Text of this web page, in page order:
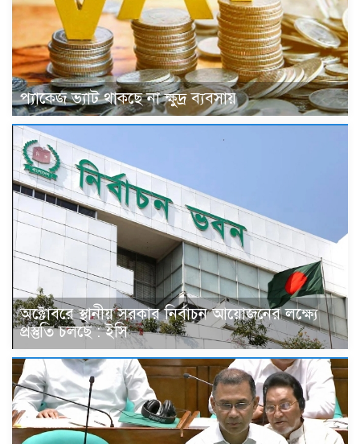
প্যাকেজ ভ্যাট থাকছে না ক্ষুদ্র ব্যবসায়
অক্টোবরে স্থানীয় সরকার নির্বাচন আয়োজনের লক্ষ্যে
প্রস্তুতি চলছে : ইসি